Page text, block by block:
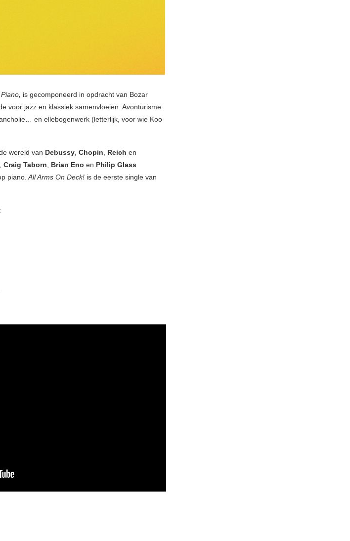
, is gecomponeerd in opdracht van Bozar
voor jazz en klassiek samenvloeien. Avonturisme
en ellebogenwerk (letterlijk, voor wie Koo
wereld van Debussy, Chopin, Reich en
, Craig Taborn, Brian Eno en Philip Glass
piano.All Arms On Deck! is de eerste single van